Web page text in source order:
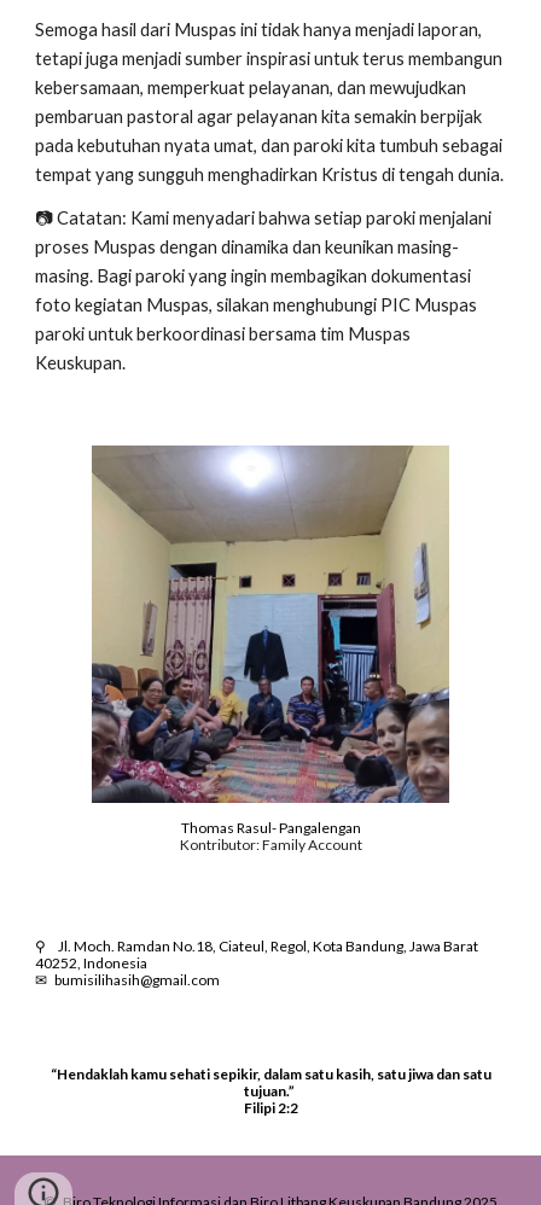
Semoga hasil dari Muspas ini tidak hanya menjadi laporan,
tetapi juga menjadi sumber inspirasi untuk terus membangun
kebersamaan, memperkuat pelayanan, dan mewujudkan
pembaruan pastoral agar pelayanan kita semakin berpijak
pada kebutuhan nyata umat, dan paroki kita tumbuh sebagai
tempat yang sungguh menghadirkan Kristus di tengah dunia.
📷 Catatan: Kami menyadari bahwa setiap paroki menjalani
proses Muspas dengan dinamika dan keunikan masing-
masing. Bagi paroki yang ingin membagikan dokumentasi
foto kegiatan Muspas, silakan menghubungi PIC Muspas
paroki untuk berkoordinasi bersama tim Muspas
Keuskupan.
Thomas Rasul-Pangalengan
Kontributor:Family Account
⚲Jl. Moch. Ramdan No.18, Ciateul, Regol, Kota Bandung, Jawa Barat
40252, Indonesia
✉bumisilihasih@gmail.com
“Hendaklah kamu sehati sepikir, dalam satu kasih, satu jiwa dan satu
tujuan.”
Filipi 2:2